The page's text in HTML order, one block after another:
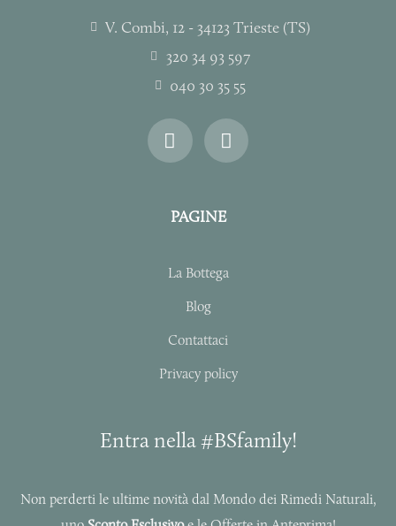
V. Combi, 12 - 34123 Trieste (TS)
320 34 93 597
040 30 35 55
I
n
s
a
g
a
F
a
c
b
o
k
PAGINE
La Bottega
Blog
Contattaci
Privacy policy
Entra nella #BSfamily!
Non perderti le ultime novità dal Mondo dei Rimedi Naturali,